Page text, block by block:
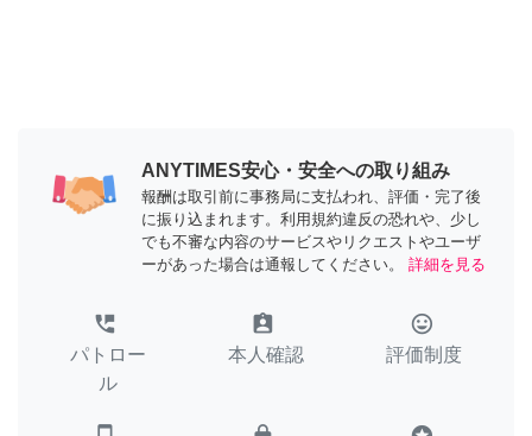
ANYTIMES安心・安全への取り組み
報酬は取引前に事務局に支払われ、評価・完了後
に振り込まれます。利用規約違反の恐れや、少し
でも不審な内容のサービスやリクエストやユーザ
ーがあった場合は通報してください。
詳細を見る
perm_phone_msg
パトロー
ル
assignment_ind
本人確認
tag_faces
評価制度